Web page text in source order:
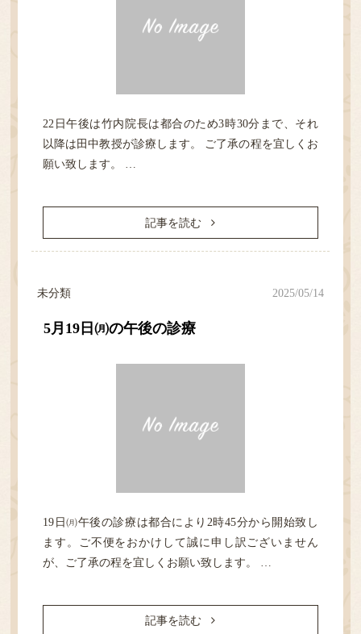
22日午後は竹内院長は都合のため3時30分まで、それ
以降は田中教授が診療します。 ご了承の程を宜しくお
願い致します。 …
記事を読む
5月19日㈪の午後の診療
未分類 2025/05/14
19日㈪午後の診療は都合により2時45分から開始致し
ます。ご不便をおかけして誠に申し訳ございません
が、ご了承の程を宜しくお願い致します。 …
記事を読む